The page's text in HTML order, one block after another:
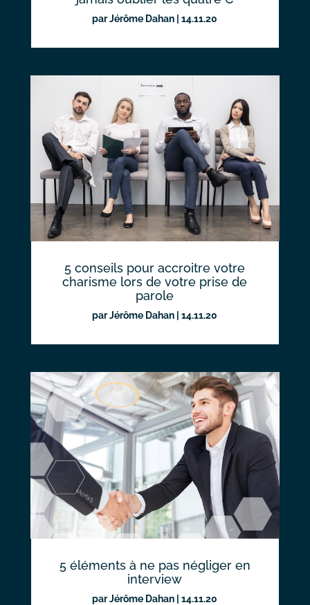
parJérôme Dahan |14.11.20
5 conseils pour accroitre votre
charisme lors de votre prise de
parole
parJérôme Dahan |14.11.20
5 éléments à ne pas négliger en
interview
parJérôme Dahan |14.11.20